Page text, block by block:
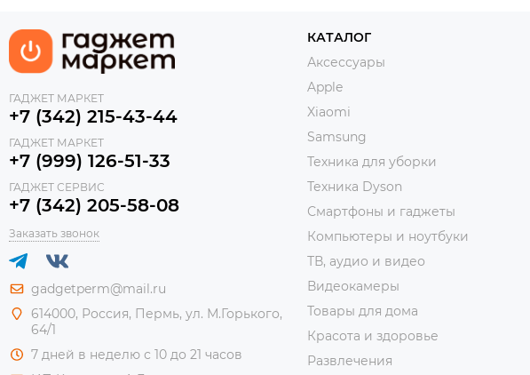
ГАДЖЕТ МАРКЕТ
+7 (342) 215-43-44
ГАДЖЕТ МАРКЕТ
+7 (999) 126-51-33
ГАДЖЕТ СЕРВИС
+7 (342) 205-58-08
Заказать звонок
gadgetperm@mail.ru
614000, Россия, Пермь, ул. М.Горького,
64/1
7 дней в неделю с 10 до 21 часов
КАТАЛОГ
Аксессуары
Apple
Xiaomi
Samsung
Техника для уборки
Техника Dyson
Смартфоны и гаджеты
Компьютеры и ноутбуки
ТВ, аудио и видео
Видеокамеры
Товары для дома
Красота и здоровье
Развлечения